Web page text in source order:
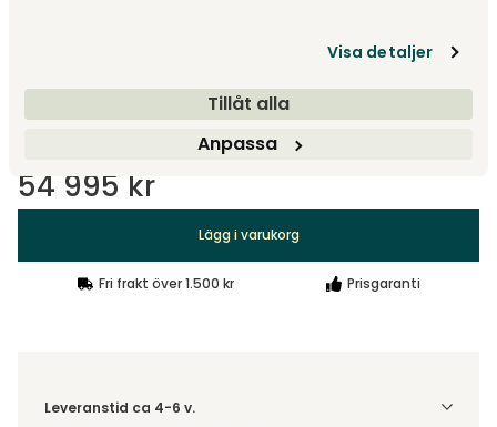
Visa detaljer
Tillåt alla
Anpassa
54 995 kr
Visa fler +3
54 995 kr
Lägg i varukorg
Fri frakt över 1.500 kr Prisgaranti
Leveranstid ca 4-6 v.